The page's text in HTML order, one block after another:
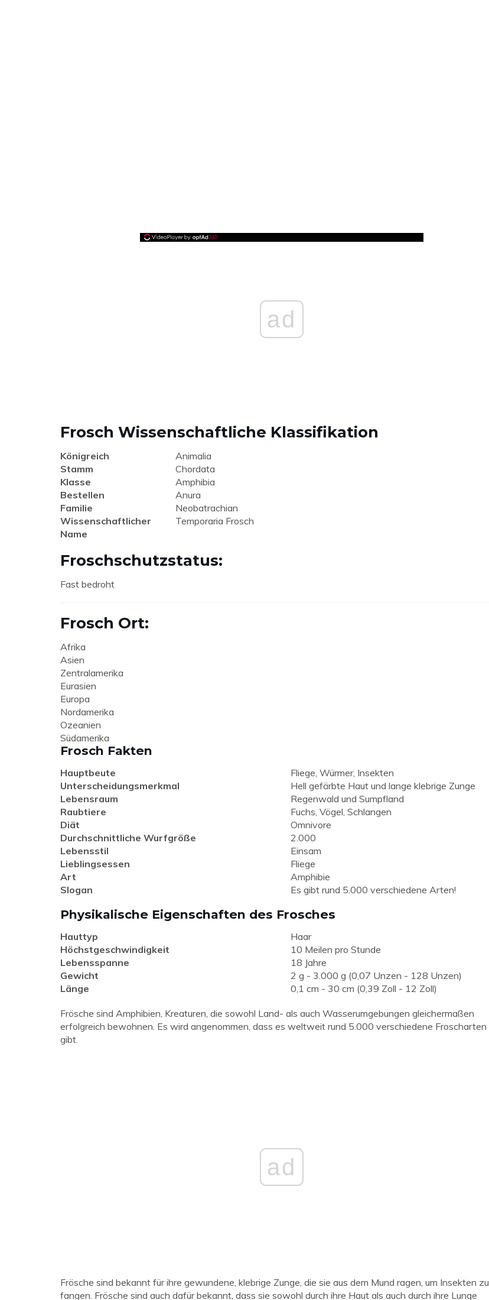
ad
Frosch Wissenschaftliche Klassifikation
Königreich
Animalia
Stamm
Chordata
Klasse
Amphibia
Bestellen
Anura
Familie
Neobatrachian
Wissenschaftlicher
Name
Temporaria Frosch
Froschschutzstatus:
Fast bedroht
Frosch Ort:
Afrika
Asien
Zentralamerika
Eurasien
Europa
Nordamerika
Ozeanien
Südamerika
Frosch Fakten
Hauptbeute
Fliege, Würmer, Insekten
Unterscheidungsmerkmal
Hell gefärbte Haut und lange klebrige Zunge
Lebensraum
Regenwald und Sumpfland
Raubtiere
Fuchs, Vögel, Schlangen
Diät
Omnivore
Durchschnittliche Wurfgröße
2.000
Lebensstil
Einsam
Lieblingsessen
Fliege
Art
Amphibie
Slogan
Es gibt rund 5.000 verschiedene Arten!
Physikalische Eigenschaften des Frosches
Hauttyp
Haar
Höchstgeschwindigkeit
10 Meilen pro Stunde
Lebensspanne
18 Jahre
Gewicht
2 g - 3.000 g (0,07 Unzen - 128 Unzen)
Länge
0,1 cm - 30 cm (0,39 Zoll - 12 Zoll)
Frösche sind Amphibien, Kreaturen, die sowohl Land- als auch Wasserumgebungen gleichermaßen
erfolgreich bewohnen. Es wird angenommen, dass es weltweit rund 5.000 verschiedene Froscharten
gibt.
ad
Frösche sind bekannt für ihre gewundene, klebrige Zunge, die sie aus dem Mund ragen, um Insekten zu
fangen. Frösche sind auch dafür bekannt, dass sie sowohl durch ihre Haut als auch durch ihre Lunge